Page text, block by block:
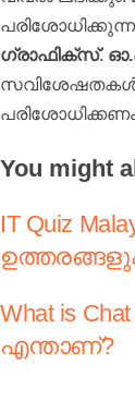
ഗ്രാഫിക്‌സ്.
സവിശേഷതകള്‍
You might
IT Quiz
What is
എന്താണ്?